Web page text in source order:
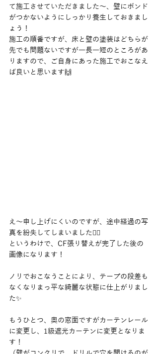
て施工させていただきました〜、壁にボンド
がつかないようにしっかり養生しておきまし
ょう！
施工の順番ですが、床と壁の塗装はどちらが
先でも問題ないですが一長一短のところがあ
りますので、ご自身にあった施工でおこなえ
ば良いと思います🙌
え〜申し上げにくいのですが、途中経過の写
真を紛失してしまいました🙇‍♂️
というわけで、CF張り替えが完了した後の
画像になります！
ノリでおこなうことにより、テープの段差も
なくなりまっ平な綺麗な状態に仕上がりまし
た✨
もうひとつ、奥の窓面ですがカーテンレール
に変更し、1級遮光カーテンに変更となりま
す！